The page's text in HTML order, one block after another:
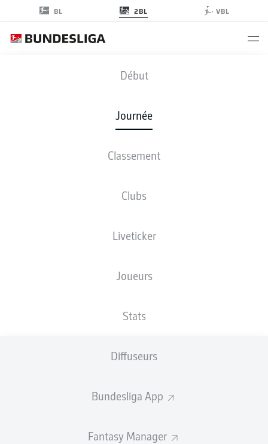
BL 2BL VBL
Début
Journée
Classement
Clubs
Liveticker
Joueurs
Stats
Diffuseurs
Bundesliga App
Fantasy Manager
H96 - EBS
COMPOSITIONS STATISTIQUES
ven., 12.03.2027 - dim., 14.03.2027
Publicité